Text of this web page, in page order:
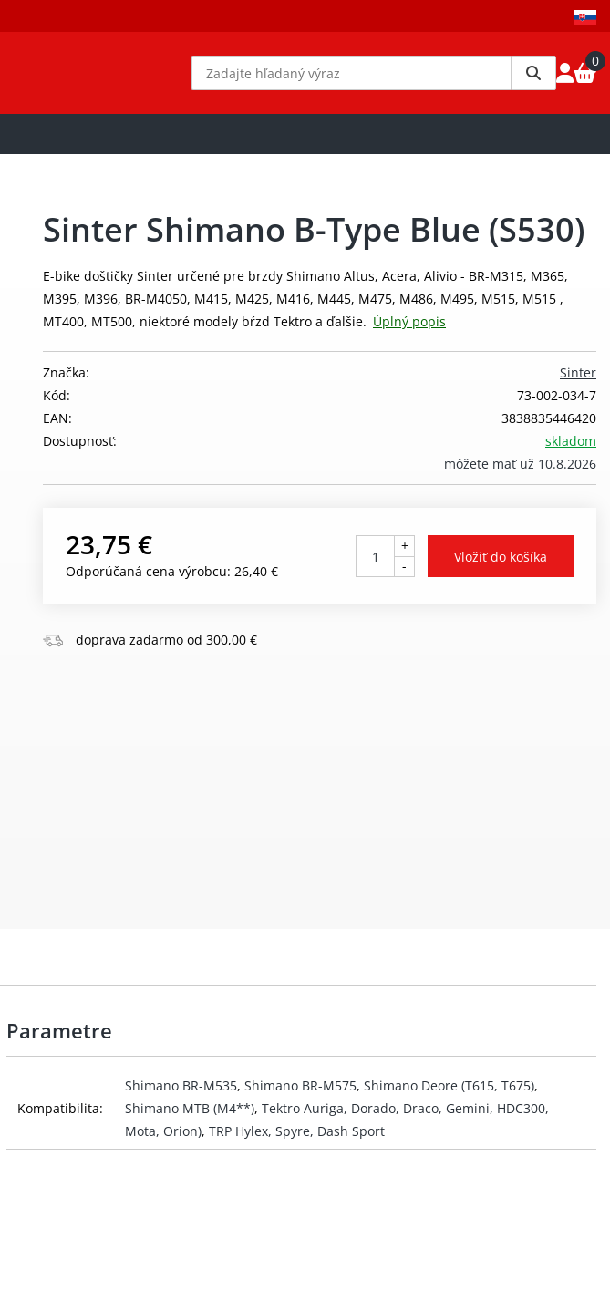
0
Sinter Shimano B-Type Blue (S530)
E-bike doštičky Sinter určené pre brzdy Shimano Altus, Acera, Alivio - BR-M315, M365,
M395, M396, BR-M4050, M415, M425, M416, M445, M475, M486, M495, M515, M515 ,
MT400, MT500, niektoré modely bŕzd Tektro a ďalšie. Úplný popis
Sinter
Značka:
73-002-034-7
Kód:
3838835446420
EAN:
skladom
môžete mať už 10.8.2026
Dostupnosť:
23,75 €
Odporúčaná cena výrobcu: 26,40 €
+
-
doprava zadarmo od 300,00 €
Parametre
Kompatibilita:
Shimano BR-M535, Shimano BR-M575, Shimano Deore (T615, T675),
Shimano MTB (M4**), Tektro Auriga, Dorado, Draco, Gemini, HDC300,
Mota, Orion), TRP Hylex, Spyre, Dash Sport